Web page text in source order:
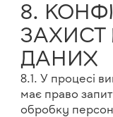
8.
ЗАХИСТ
ДАНИХ
8.1. У процесі
має право
обробку